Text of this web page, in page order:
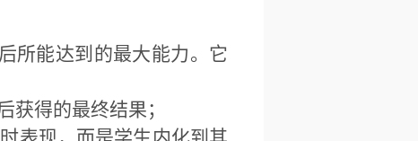
所能达到的最大能力。它
得的最终结果；